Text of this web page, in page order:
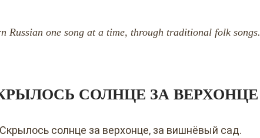
Russian one song at a time, through traditional folk songs.
СОЛНЦЕ ЗА ВЕРХОНЦЕ
Скрылось солнце за верхонце, за вишнёвый сад.